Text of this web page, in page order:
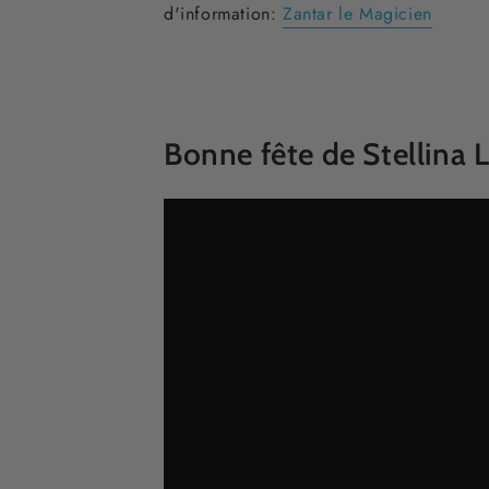
d'information: Zantar le Magicien
Bonne fête de Stellina